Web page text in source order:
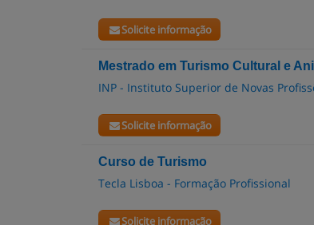
Solicite informação
Mestrado em Turismo Cultural e
INP - Instituto Superior de Novas
Solicite informação
Curso de Turismo
Tecla Lisboa - Formação Profissional
Solicite informação